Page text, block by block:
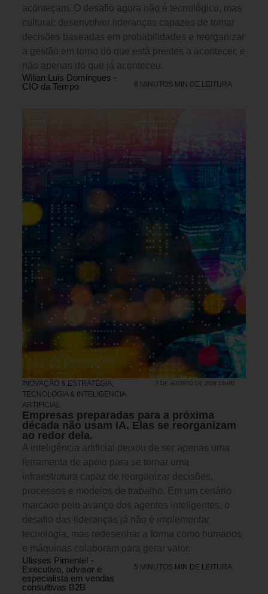
aconteçam. O desafio agora não é tecnológico, mas
cultural: desenvolver lideranças capazes de tomar
decisões baseadas em probabilidades e reorganizar
a gestão em torno do que está prestes a acontecer, e
não apenas do que já aconteceu.
Wilian Luis Domingues -
CIO da Tempo
6 MINUTOS MIN DE LEITURA
INOVAÇÃO & ESTRATÉGIA,
TECNOLOGIA & INTELIGENCIA
ARTIFICIAL
7 DE AGOSTO DE 2026 14H00
Empresas preparadas para a próxima
década não usam IA. Elas se reorganizam
ao redor dela.
A inteligência artificial deixou de ser apenas uma
ferramenta de apoio para se tornar uma
infraestrutura capaz de reorganizar decisões,
processos e modelos de trabalho. Em um cenário
marcado pelo avanço dos agentes inteligentes, o
desafio das lideranças já não é implementar
tecnologia, mas redesenhar a forma como humanos
e máquinas colaboram para gerar valor.
Ulisses Pimentel -
Executivo, advisor e
especialista em vendas
consultivas B2B
5 MINUTOS MIN DE LEITURA